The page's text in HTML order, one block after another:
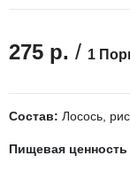
275 р. / 1
Состав: Лосось,
Пищевая